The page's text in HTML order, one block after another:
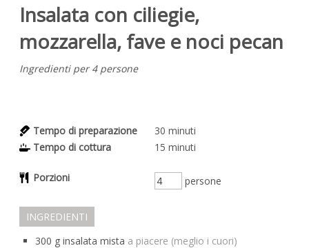
Insalata con ciliegie,
mozzarella, fave e noci pecan
Ingredienti per 4 persone
Tempo di preparazione 30 minuti
Tempo di cottura
15 minuti
Porzioni persone
INGREDIENTI
300 g insalata mista a piacere (meglio i cuori)